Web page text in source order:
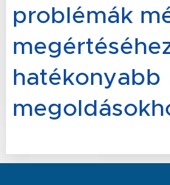
problémák
hatékonyabb